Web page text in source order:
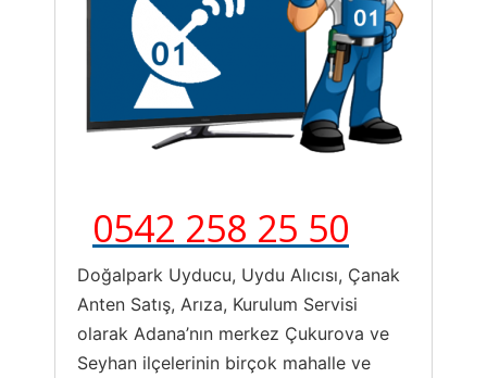
0542 258 25 50
Doğalpark Uyducu, Uydu Alıcısı, Çanak
Anten Satış, Arıza, Kurulum Servisi
olarak Adana’nın merkez Çukurova ve
Seyhan ilçelerinin birçok mahalle ve